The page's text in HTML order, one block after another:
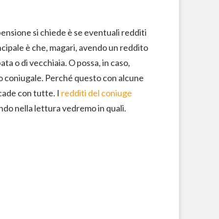
si chiede è se eventuali redditi
è che, magari, avendo un reddito
o di vecchiaia. O possa, in caso,
Perché questo con alcune
con tutte. I redditi del coniuge
nella lettura vedremo in quali.